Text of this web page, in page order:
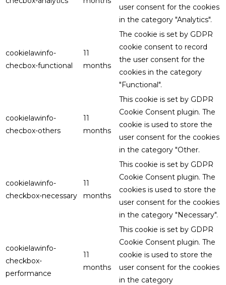
user consent for the cookies
in the category "Analytics".
cookielawinfo-
checbox-functional
11
months
The cookie is set by GDPR
cookie consent to record
the user consent for the
cookies in the category
"Functional".
cookielawinfo-
checbox-others
11
months
This cookie is set by GDPR
Cookie Consent plugin. The
cookie is used to store the
user consent for the cookies
in the category "Other.
cookielawinfo-
checkbox-necessary
11
months
This cookie is set by GDPR
Cookie Consent plugin. The
cookies is used to store the
user consent for the cookies
in the category "Necessary".
cookielawinfo-
checkbox-
performance
11
months
This cookie is set by GDPR
Cookie Consent plugin. The
cookie is used to store the
user consent for the cookies
in the category